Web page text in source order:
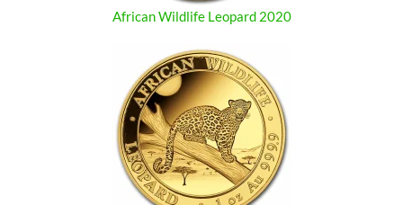
African Wildlife Leopard 2020